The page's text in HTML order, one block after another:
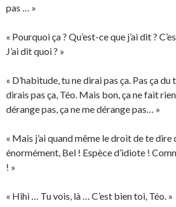
pas … »
« Pourquoi ça ? Qu’est-ce que j’ai dit ?
J’ai dit quoi ? »
« D’habitude, tu ne dirai pas ça. Pas ça du
dirais pas ça, Téo. Mais bon, ça ne fait
dérange pas, ça ne me dérange pas… »
« Mais j’ai quand même le droit de te dire
énormément, Bel ! Espèce d’idiote !
! »
« Hihi … Tu vois, là … C’est bien toi, Téo. »